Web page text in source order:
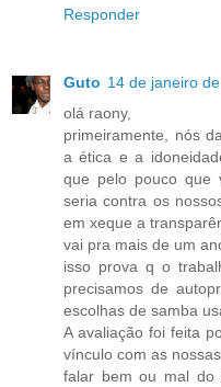
Responder
Guto 14 de janeiro
olá raony,
primeiramente, nós
a ética e a
que pelo pouco que
seria contra os
em xeque a
vai pra mais de um
isso prova q o
precisamos de
escolhas de samba
A avaliação foi feita
vínculo com as
falar bem ou mal do